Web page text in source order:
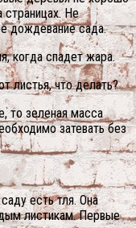
страницах. Не
дождевание сада.
когда спадет жара.
листья, что делать?
то зеленая масса
затевать без
есть тля. Она
листикам. Первые